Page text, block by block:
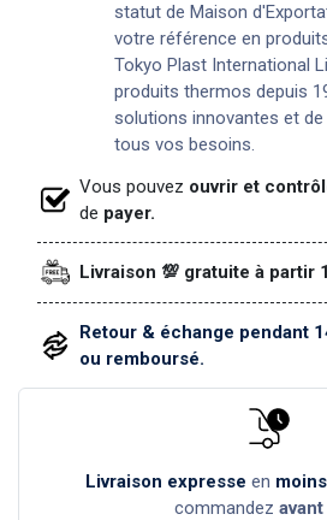
statut de Maison
votre référence en
Tokyo Plast International
produits thermos depuis
solutions innovantes et
tous vos besoins.
Vous pouvez ouvrir et
de payer.
Livraison 💯 gratuite à partir
Retour & échange pendant
ou remboursé.
Livraison expresse en
commandez